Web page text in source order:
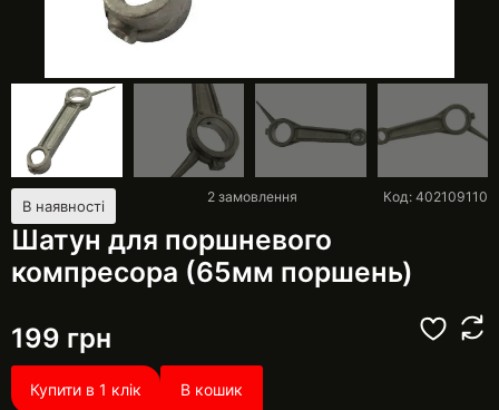
В наявності
Шатун для поршневого
компресора (65мм поршень)
Код: 402109110
2 замовлення
199 грн
Купити в 1 клік В кошик